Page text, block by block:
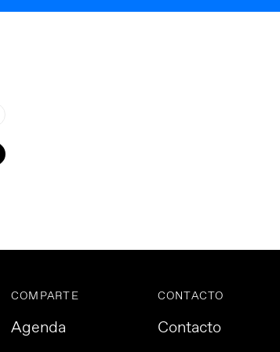
COMPARTE
Agenda
CONTACTO
Contacto